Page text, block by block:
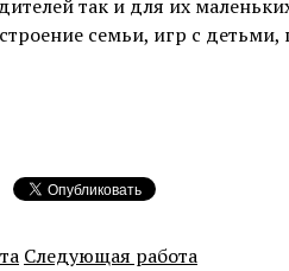
так и для их
семьи, игр с
Следующая работа